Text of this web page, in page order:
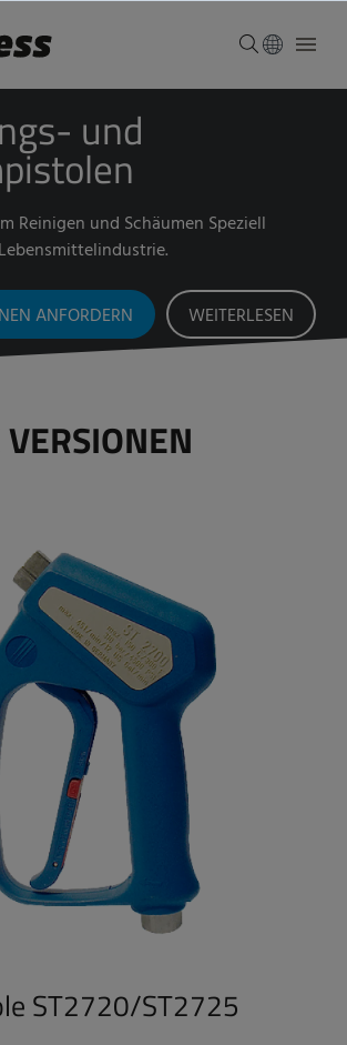
und
Reinigen und Schäumen Speziell
ANFORDERN WEITERLESEN
VERSIONEN
ST2720/ST2725